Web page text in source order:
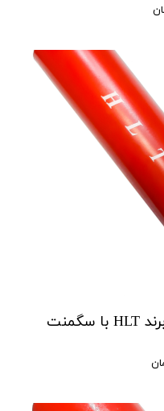
مته کرگیری بتن سایز 102 برند HLT با سگمنت